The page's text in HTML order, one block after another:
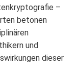
–
betonen
und
dieser